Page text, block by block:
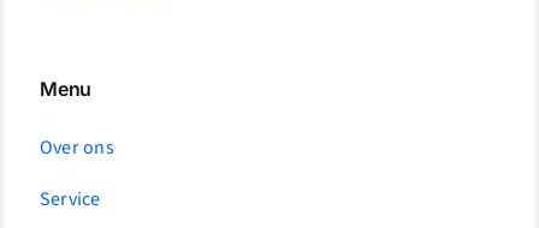
Menu
Over ons
Service